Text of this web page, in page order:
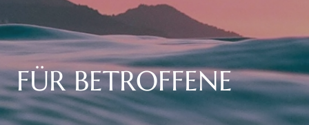
FÜR BETROFFENE